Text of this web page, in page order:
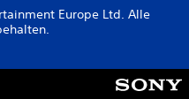
Europe Ltd. Alle